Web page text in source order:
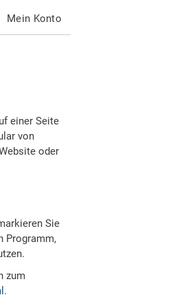
Mein Konto
einer Seite
von
oder
Sie
Programm,
zum
.